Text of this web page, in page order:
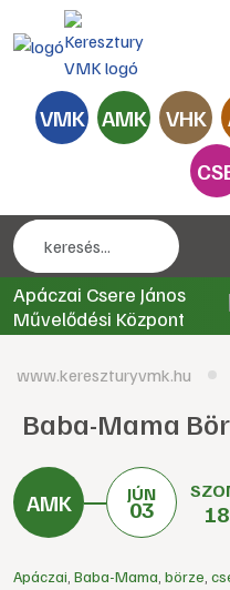
VMK AMK VHK
Apáczai Csere János
Művelődési Központ
www.kereszturyvmk.hu
Baba-Mama
JÚN
03
Apáczai Baba-Mama börze